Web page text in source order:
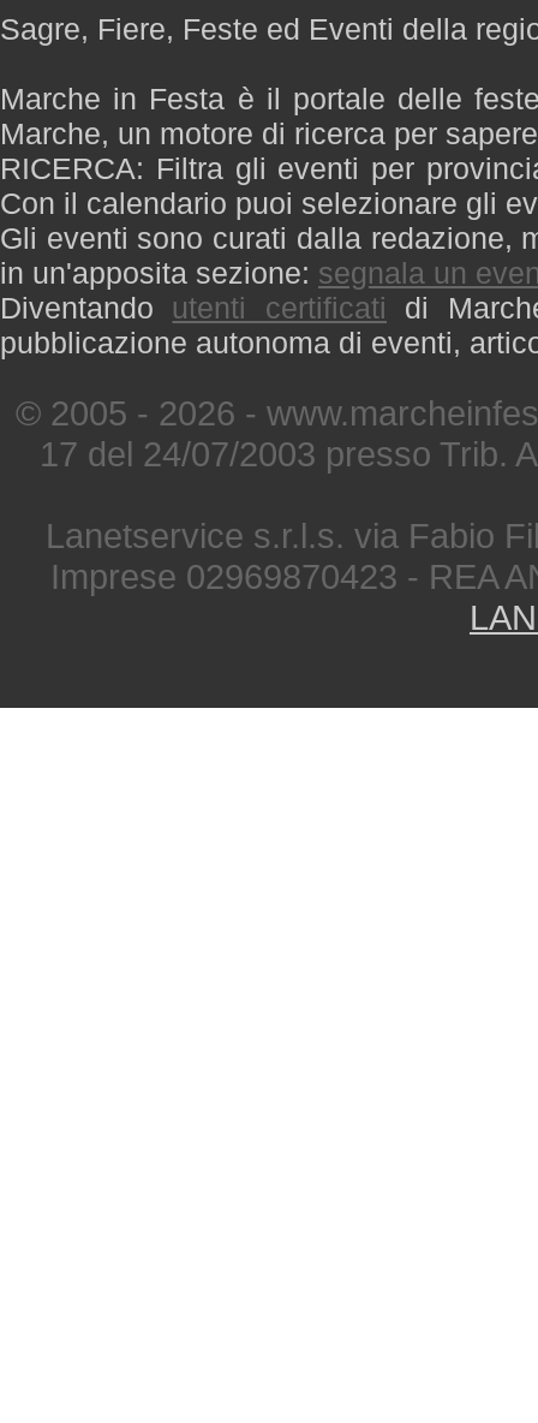
Sagre, Fiere, Feste ed Eventi della
Marche in Festa è il portale delle
Marche, un motore di ricerca per
RICERCA: Filtra gli eventi per
Con il calendario puoi selezionare gli
Gli eventi sono curati dalla redazione,
in un'apposita sezione: segnala un
Diventando utenti certificati di
pubblicazione autonoma di eventi,
© 2005 - 2026 -
17 del 24/07/2003 presso Trib.
Lanetservice s.r.l.s. via Fabio
Imprese 02969870423 - REA